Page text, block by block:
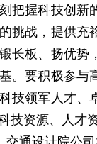
把握科技创
挑战，提供
长板、扬优
。要积极参
技领军人才
技资源、人才